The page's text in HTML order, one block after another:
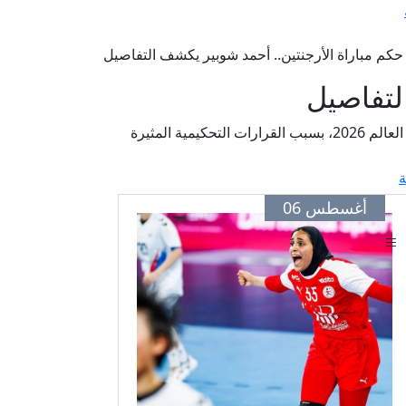
مباراة الأرجنتين.. أحمد شوبير يكشف التفاصيل
كشف أحمد شوبير عن تقديم الاتحاد المصري لكرة القدم احتجاجًا رسميًا إلى فيفا ضد حكم مباراة مصر والأرجنتين في كأس العالم 2026، بسبب القرارات التحكيمية المثيرة
أغسطس 06